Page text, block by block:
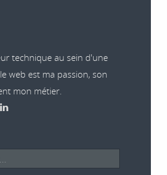
technique au sein d'une
web est ma passion, son
mon métier.